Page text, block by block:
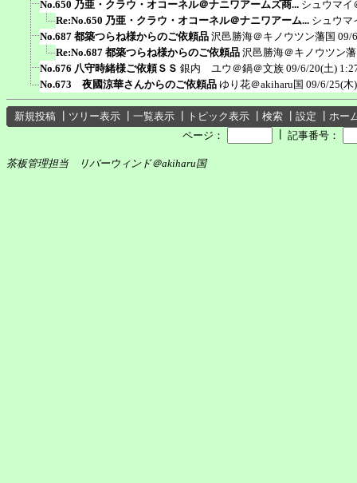
No.650 乃亜・クラウ・オコーネル＠ナニワアームズ商... シュウマイ
Re:No.650 乃亜・クラウ・オコーネル＠ナニワアーム... シュウマ
No.687 都築つらね様からのご依頼品 沢邑勝海＠キノウツン藩国 09/
Re:No.687 都築つらね様からのご依頼品 沢邑勝海＠キノウツン
No.676 八守時緒様ご依頼ＳＳ 銀内 ユウ＠鍋＠文族 09/6/20(土)
No.673 夜國涼華さんからのご依頼品 ゆり花＠akiharu国 09/6/25(木
新規投稿 ツリー表示 一覧表示 トピック表示 検索 設定
ホー
ページ：
記事番号：
茶板管理担当 リバーウィンド＠akiharu国